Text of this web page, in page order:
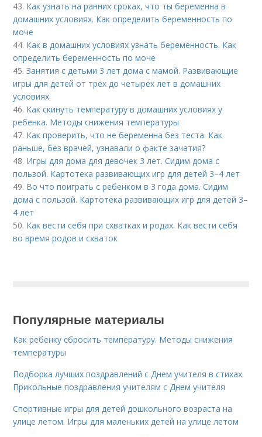
43. Как узнать на ранних сроках, что ты беременна в
домашних условиях. Как определить беременность по
моче
44. Как в домашних условиях узнать беременность. Как
определить беременность по моче
45.Занятия с детьми 3 лет дома с мамой. Развивающие
игры для детей от трёх до четырёх лет в домашних
условиях
46. Как скинуть температуру в домашних условиях у
ребенка. Методы снижения температуры
47. Как проверить, что не беременна без теста. Как
раньше, без врачей, узнавали о факте зачатия?
48. Игры для дома для девочек 3 лет. Сидим дома с
пользой. Картотека развивающих игр для детей 3–4 лет
49. Во что поиграть с ребенком в 3 года дома. Сидим
дома с пользой. Картотека развивающих игр для детей 3–
4 лет
50. Как вести себя при схватках и родах. Как вести себя
во время родов и схваток
Популярные материалы
Как ребенку сбросить температуру. Методы снижения
температуры
Подборка лучших поздравлений с Днем учителя в стихах.
Прикольные поздравления учителям с Днем учителя
Спортивные игры для детей дошкольного возраста на
улице летом. Игры для маленьких детей на улице летом